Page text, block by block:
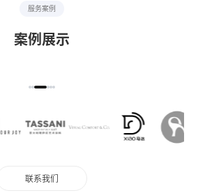
服务案例
案例展示
联系我们